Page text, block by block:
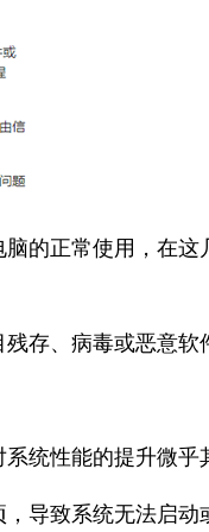
的正常使用，在这
存、病毒或恶意软
统性能的提升微乎
导致系统无法启动